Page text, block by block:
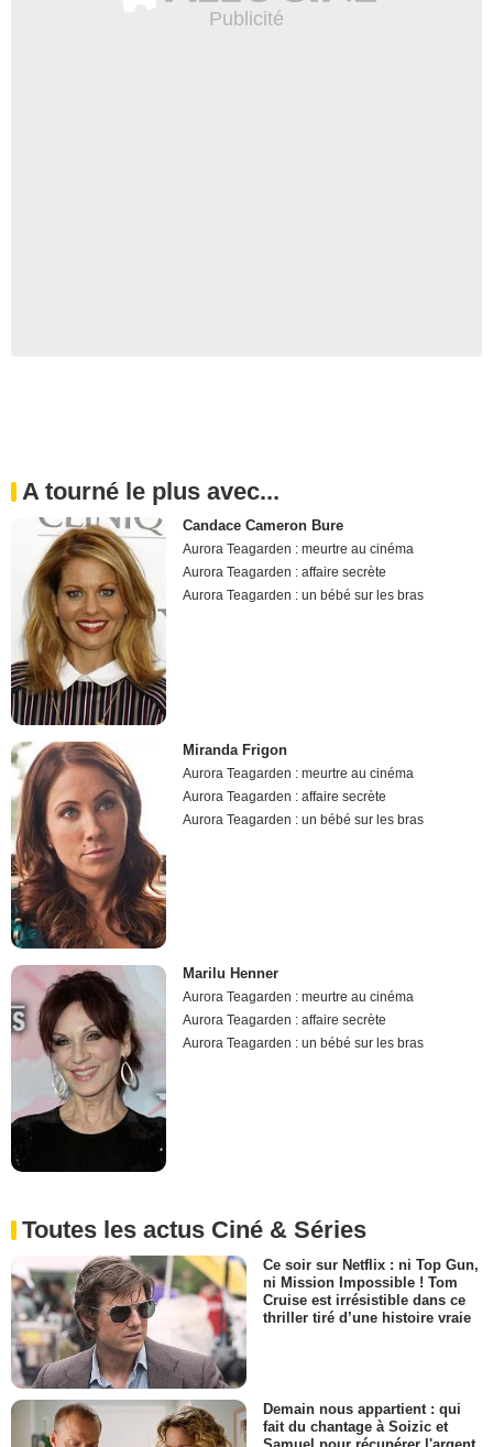
A tourné le plus avec...
Candace Cameron Bure
Aurora Teagarden : meurtre au cinéma
Aurora Teagarden : affaire secrète
Aurora Teagarden : un bébé sur les bras
Miranda Frigon
Aurora Teagarden : meurtre au cinéma
Aurora Teagarden : affaire secrète
Aurora Teagarden : un bébé sur les bras
Marilu Henner
Aurora Teagarden : meurtre au cinéma
Aurora Teagarden : affaire secrète
Aurora Teagarden : un bébé sur les bras
Toutes les actus Ciné & Séries
Ce soir sur Netflix : ni Top Gun,
ni Mission Impossible ! Tom
Cruise est irrésistible dans ce
thriller tiré d’une histoire vraie
Demain nous appartient : qui
fait du chantage à Soizic et